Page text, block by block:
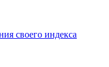
своего индекса